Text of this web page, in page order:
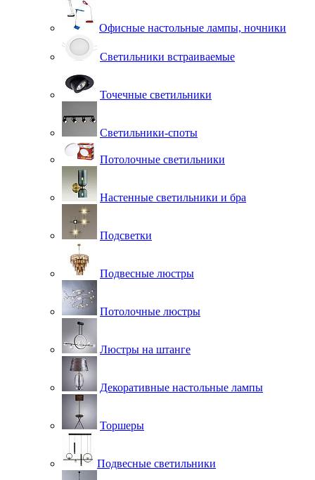
Офисные настольные лампы, ночники
Светильники встраиваемые
Точечные светильники
Светильники-споты
Потолочные светильники
Настенные светильники и бра
Подсветки
Подвесные люстры
Потолочные люстры
Люстры на штанге
Декоративные настольные лампы
Торшеры
Подвесные светильники